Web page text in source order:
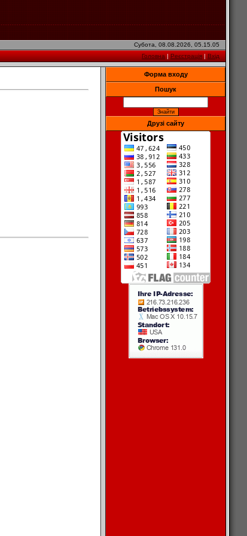
Субота, 08.08.2026, 05.15.05
Головна|Реєстрація|Вхід
Форма входу
Пошук
Друзі сайту